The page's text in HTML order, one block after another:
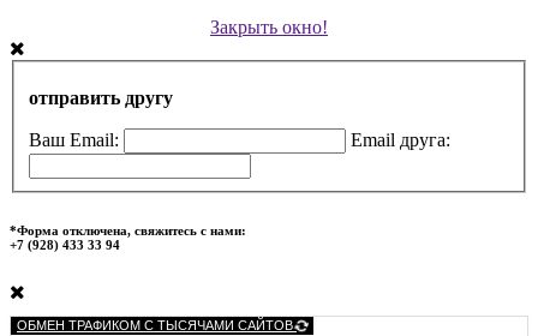
Закрыть окно!
отправить другу
Ваш Email: Email друга:
*Форма отключена, свяжитесь с нами:
+7 (928) 433 33 94
ОБМЕН ТРАФИКОМ С ТЫСЯЧАМИ САЙТОВ